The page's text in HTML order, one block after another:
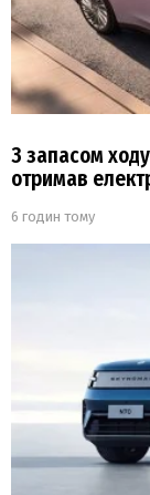
З запасом
отримав
6 годин тому